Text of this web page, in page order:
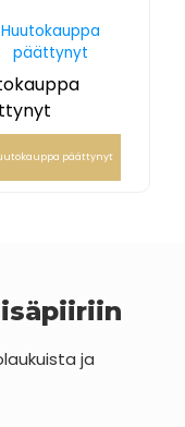
Huutokauppa
päättynyt
päättynyt
ja